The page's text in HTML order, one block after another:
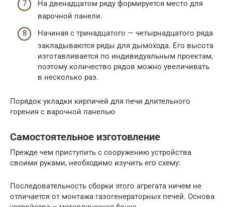
На двенадцатом ряду формируется место для
варочной панели.
Начиная с тринадцатого — четырнадцатого ряда
закладываются ряды для дымохода. Его высота
изготавливается по индивидуальным проектам,
поэтому количество рядов можно увеличивать
в несколько раз.
Порядок укладки кирпичей для печи длительного
горения с варочной панелью
Самостоятельное изготовление
Прежде чем приступить с сооружению устройства
своими руками, необходимо изучить его схему:
Последовательность сборки этого агрегата ничем не
отличается от монтажа газогенераторных печей. Основа